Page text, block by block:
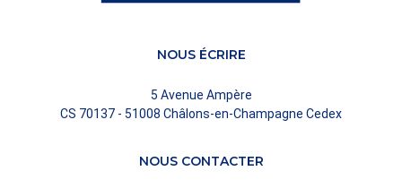
NOUS ÉCRIRE
5 Avenue Ampère
CS 70137 - 51008 Châlons-en-Champagne Cedex
NOUS CONTACTER